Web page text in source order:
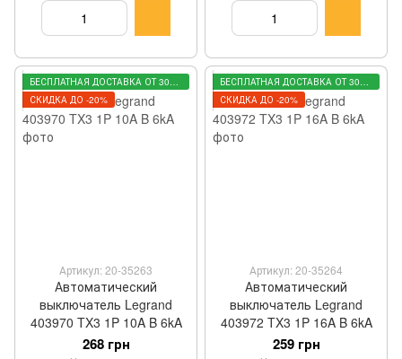
БЕСПЛАТНАЯ ДОСТАВКА ОТ 3000 ГРН
СКИДКА ДО -20%
Артикул: 20-35263
Автоматический
выключатель Legrand
403970 TX3 1P 10A B 6kA
268 грн
БЕСПЛАТНАЯ ДОСТАВКА ОТ 3000 ГРН
СКИДКА ДО -20%
Артикул: 20-35264
Автоматический
выключатель Legrand
403972 TX3 1P 16A B 6kA
259 грн